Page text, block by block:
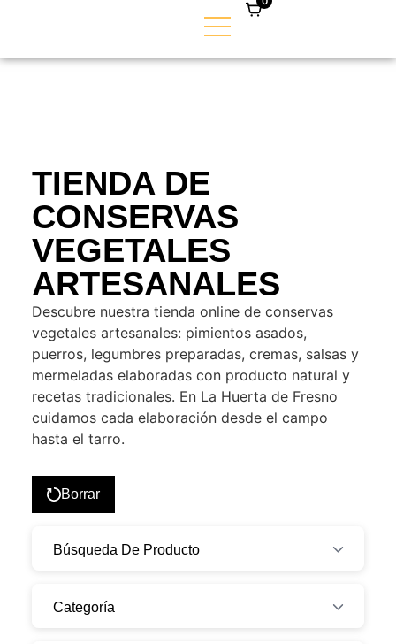
TIENDA DE
CONSERVAS
VEGETALES
ARTESANALES
Descubre nuestra tienda online de conservas
vegetales artesanales: pimientos asados,
puerros, legumbres preparadas, cremas, salsas y
mermeladas elaboradas con producto natural y
recetas tradicionales. En La Huerta de Fresno
cuidamos cada elaboración desde el campo
hasta el tarro.
Búsqueda De Producto
Categoría
Borrar